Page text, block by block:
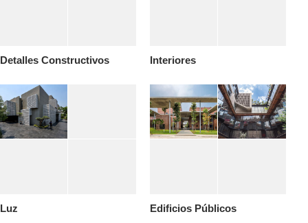
Detalles Constructivos Interiores
Luz Edificios Públicos